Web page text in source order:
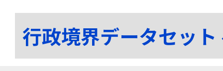
行政境界データセッ